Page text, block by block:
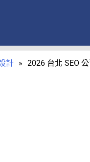
計 » 2026 台北 SEO